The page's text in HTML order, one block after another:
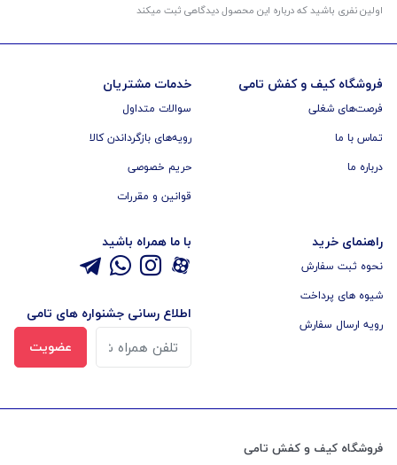
اولین نفری باشید که درباره این محصول دیدگاهی ثبت میکند
فروشگاه کیف و کفش تامی
فرصت‌های شغلی
تماس با ما
درباره ما
خدمات مشتریان
سوالات متداول
رویه‌های بازگرداندن کالا
حریم خصوصی
قوانین و مقررات
راهنمای خرید
نحوه ثبت سفارش
شیوه های پرداخت
رویه ارسال سفارش
با ما همراه باشید
اطلاع رسانی جشنواره های تامی
عضویت
فروشگاه کیف و کفش تامی